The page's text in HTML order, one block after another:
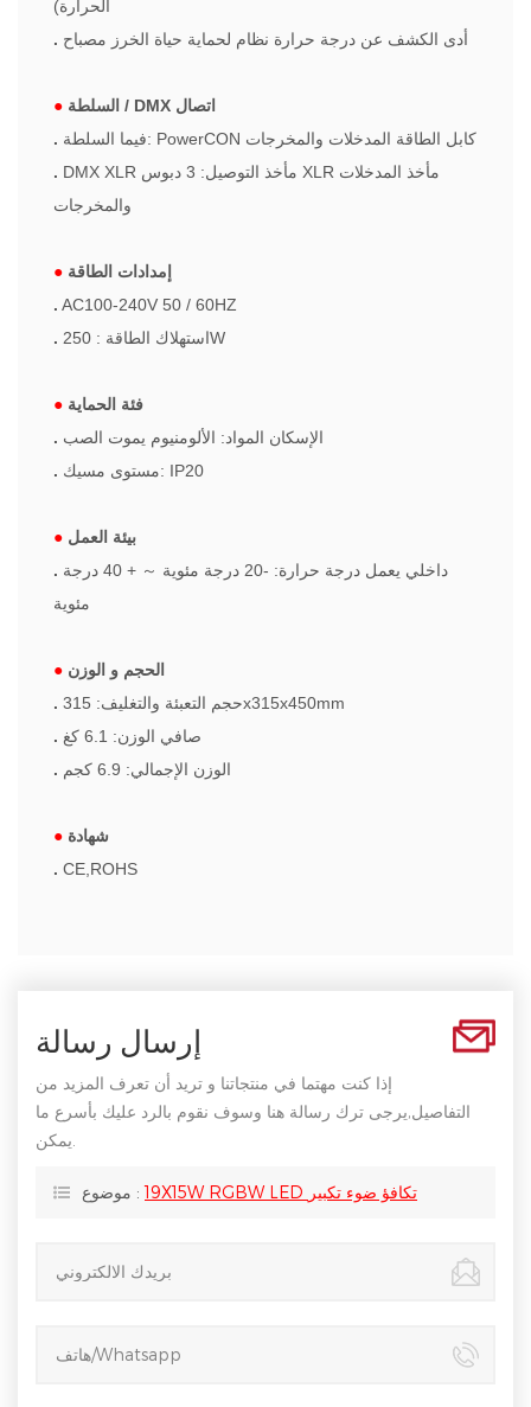
الحرارة)
. أدى الكشف عن درجة حرارة نظام لحماية حياة الخرز مصباح
●
السلطة / DMX اتصال
.
فيما السلطة: PowerCON كابل الطاقة المدخلات والمخرجات
. DMX XLR مأخذ التوصيل: 3 دبوس XLR مأخذ المدخلات
والمخرجات
● إمدادات الطاقة
. AC100-240V 50 / 60HZ
.
استهلاك الطاقة : 250W
● فئة الحماية
. الإسكان المواد: الألومنيوم يموت الصب
.
مستوى مسيك: IP20
● بيئة العمل
.
داخلي يعمل درجة حرارة: -20 درجة مئوية ～
+ 40 درجة
مئوية
● الحجم و الوزن
.
حجم التعبئة والتغليف: 315x315x450mm
.
صافي الوزن: 6.1 كغ
.
الوزن الإجمالي: 6.9 كجم
● شهادة
. CE,ROHS
إرسال رسالة
إذا كنت مهتما في منتجاتنا و تريد أن تعرف المزيد من
التفاصيل,يرجى ترك رسالة هنا وسوف نقوم بالرد عليك بأسرع ما
موضوع : 19X15W RGBW LED تكافؤ ضوء تكبير